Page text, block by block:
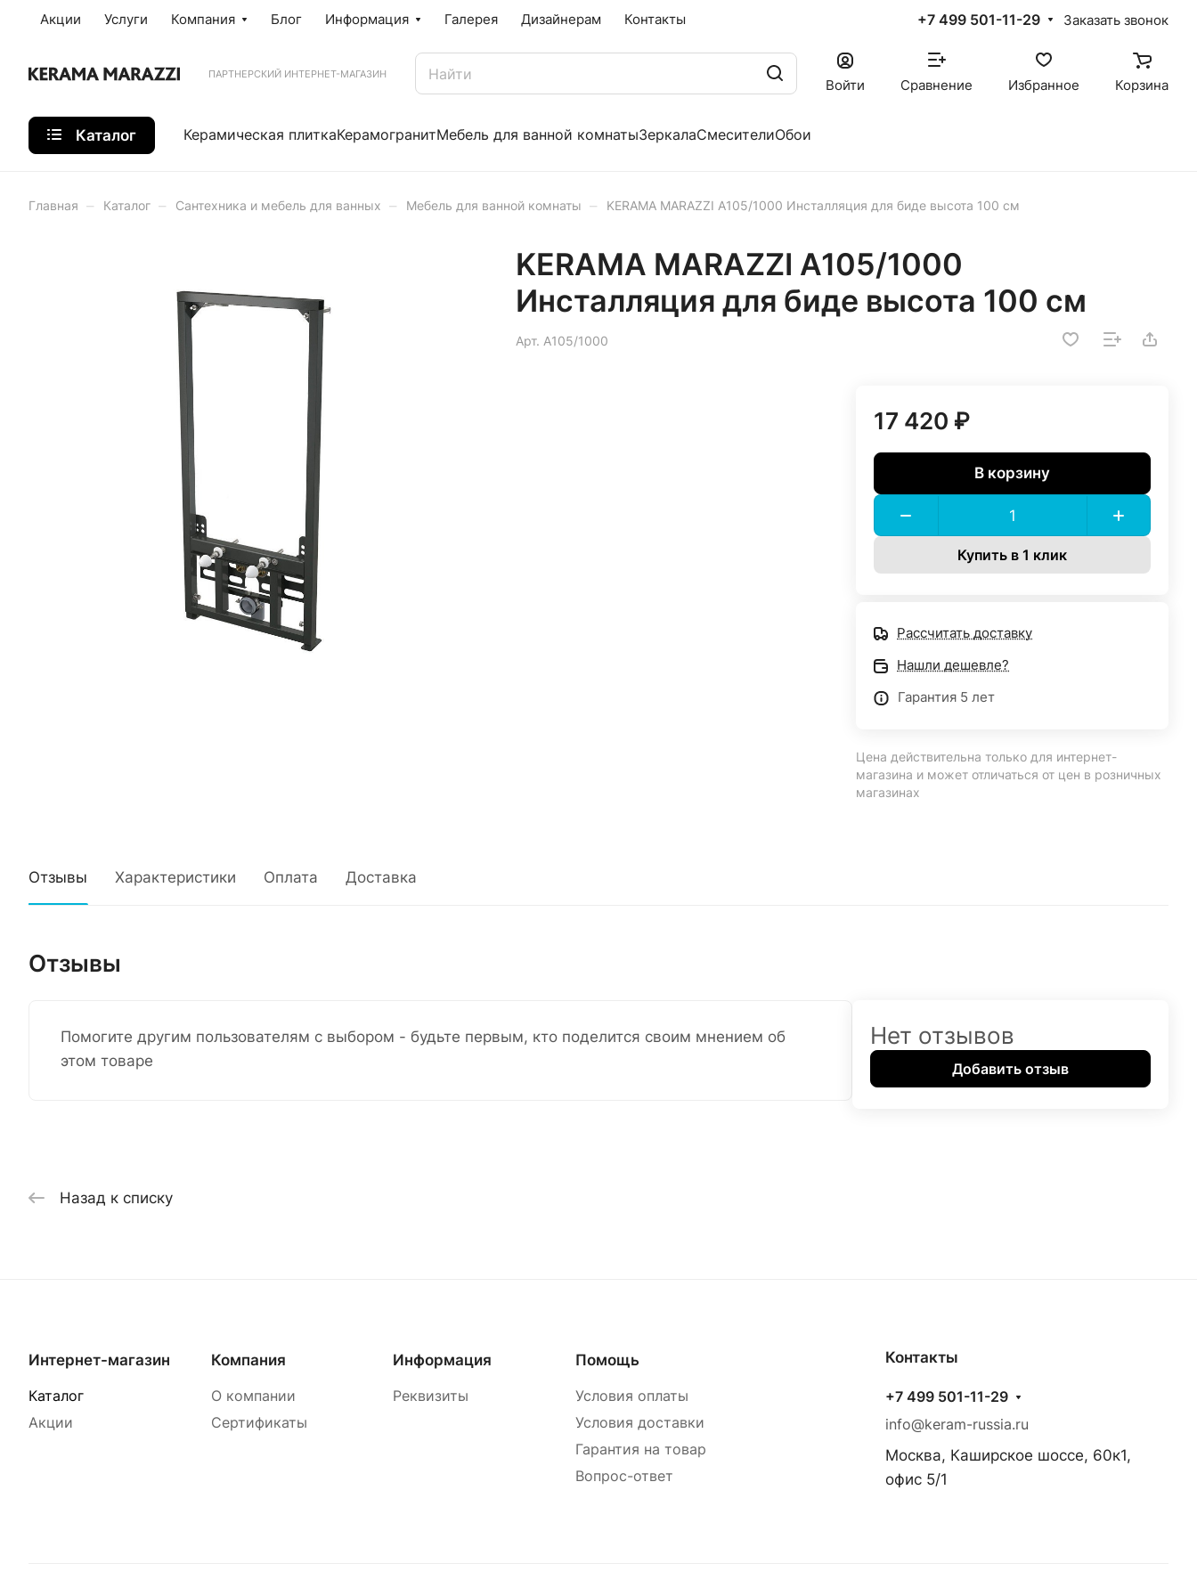
Акции Услуги Компания Блог Информация Галерея Дизайнерам Контакты +7 499 501-11-29 Заказать звонок
ПАРТНЕРСКИЙ ИНТЕРНЕТ-МАГАЗИН
Войти Сравнение Избранное Корзина
Каталог Керамическая плиткаКерамогранитМебель для ванной комнатыЗеркалаСмесителиОбои
Главная – Каталог – Сантехника и мебель для ванных – Мебель для ванной комнаты – KERAMA MARAZZI A105/1000 Инсталляция для биде высота 100 см
KERAMA MARAZZI A105/1000
Инсталляция для биде высота 100 см
Арт. A105/1000
17 420 ₽
В корзину
Купить в 1 клик
Рассчитать доставку
Нашли дешевле?
Гарантия 5 лет
Цена действительна только для интернет-
магазина и может отличаться от цен в розничных
магазинах
Отзывы Характеристики Оплата Доставка
Отзывы
Помогите другим пользователям с выбором - будьте первым, кто поделится своим мнением об
этом товаре
Нет отзывов
Добавить отзыв
Назад к списку
Интернет-магазин
Каталог
Акции
Компания
О компании
Сертификаты
Информация
Реквизиты
Помощь
Условия оплаты
Условия доставки
Гарантия на товар
Вопрос-ответ
Контакты
+7 499 501-11-29
info@keram-russia.ru
Москва, Каширское шоссе, 60к1,
офис 5/1